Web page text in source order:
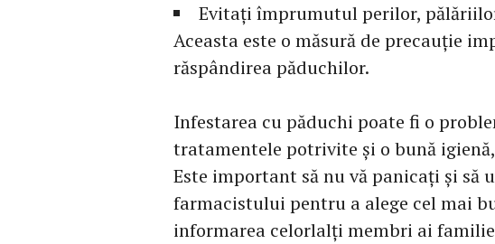
Evitați împrumutul perilor,
Aceasta este o măsură de precauție
răspândirea păduchilor.
Infestarea cu păduchi poate fi o
tratamentele potrivite și o bună
Este important să nu vă panicați și
farmacistului pentru a alege cel mai
informarea celorlalți membri ai